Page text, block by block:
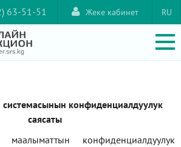
63-51-51 RU
Жеке кабинет
конфиденциалдуулук
саясаты
конфиденциалдуулук